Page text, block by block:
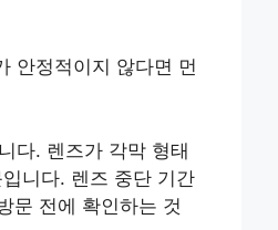
안정적이지 않다면 먼
다. 렌즈가 각막 형태
니다. 렌즈 중단 기간
문 전에 확인하는 것